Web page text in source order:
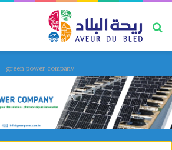
بحث عن
green power company